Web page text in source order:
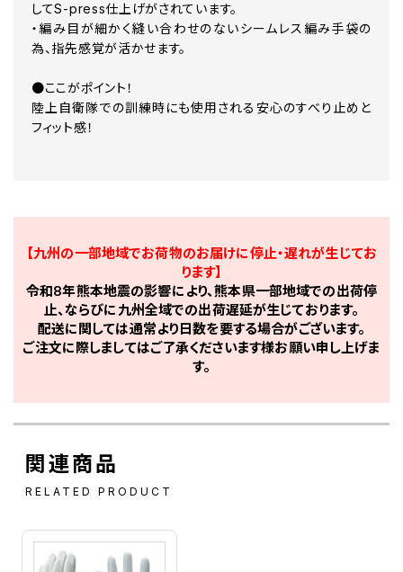
してS-press仕上げがされています。
・編み目が細かく縫い合わせのないシームレス編み手袋の
為、指先感覚が活かせます。
●ここがポイント！
陸上自衛隊での訓練時にも使用される安心のすべり止めと
フィット感！
【九州の一部地域でお荷物のお届けに停止・遅れが生じてお
ります】
令和8年熊本地震の影響により、熊本県一部地域での出荷停
止、ならびに九州全域での出荷遅延が生じております。
配送に関しては通常より日数を要する場合がございます。
ご注文に際しましてはご了承くださいます様お願い申し上げま
す。
関連商品
RELATED PRODUCT